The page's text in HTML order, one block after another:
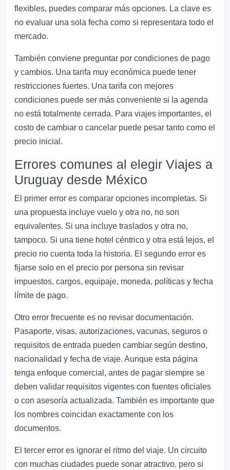
flexibles, puedes comparar más opciones. La clave es
no evaluar una sola fecha como si representara todo el
mercado.
También conviene preguntar por condiciones de pago
y cambios. Una tarifa muy económica puede tener
restricciones fuertes. Una tarifa con mejores
condiciones puede ser más conveniente si la agenda
no está totalmente cerrada. Para viajes importantes, el
costo de cambiar o cancelar puede pesar tanto como el
precio inicial.
Errores comunes al elegir Viajes a
Uruguay desde México
El primer error es comparar opciones incompletas. Si
una propuesta incluye vuelo y otra no, no son
equivalentes. Si una incluye traslados y otra no,
tampoco. Si una tiene hotel céntrico y otra está lejos, el
precio no cuenta toda la historia. El segundo error es
fijarse solo en el precio por persona sin revisar
impuestos, cargos, equipaje, moneda, políticas y fecha
límite de pago.
Otro error frecuente es no revisar documentación.
Pasaporte, visas, autorizaciones, vacunas, seguros o
requisitos de entrada pueden cambiar según destino,
nacionalidad y fecha de viaje. Aunque esta página
tenga enfoque comercial, antes de pagar siempre se
deben validar requisitos vigentes con fuentes oficiales
o con asesoría actualizada. También es importante que
los nombres coincidan exactamente con los
documentos.
El tercer error es ignorar el ritmo del viaje. Un circuito
con muchas ciudades puede sonar atractivo, pero si